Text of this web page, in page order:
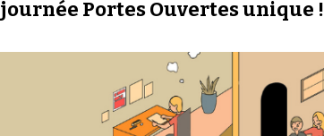
journée Portes Ouvertes unique !